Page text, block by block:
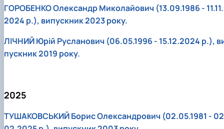
ГОРОБЕНКО Олександр Миколайович (13.09.1986 - 11.11.
2024 р.), випускник 2023 року.
ЛІЧНИЙ Юрій Русланович (06.05.1996 - 15.12.2024 р.),
пускник 2019 року.
2025
ТУШАКОВСЬКИЙ Борис Олександрович (02.05.1981 -